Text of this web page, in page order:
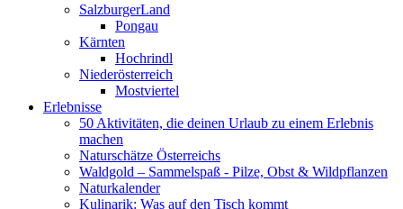
SalzburgerLand
Pongau
Kärnten
Hochrindl
Niederösterreich
Mostviertel
Erlebnisse
50 Aktivitäten, die deinen Urlaub zu einem Erlebnis
machen
Naturschätze Österreichs
Waldgold – Sammelspaß - Pilze, Obst & Wildpflanzen
Naturkalender
Kulinarik: Was auf den Tisch kommt